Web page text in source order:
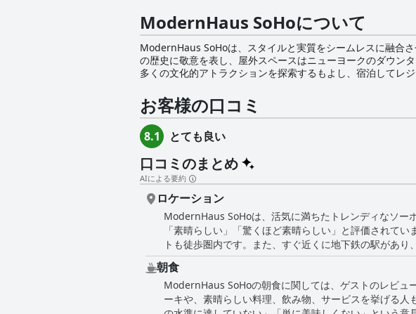
ModernHaus SoHoについて
ModernHaus SoHoは、スタイルと実質をシームレスに融合
の歴史に敬意を表し、屋外スペースはニューヨークのダウン
多くの文化的アトラクションを探索するもよし、宿泊してレ
す。また、ル・ラボのバスアメニティ、フレッテ社のリネン
ームから屋上のプールデッキまで、創造性と生産性を刺激するさまざまなイベン
ある「Veranda」では、温室のような開閉式のガラス張りの
することができます。一方、ModernHausのJimmyからは、
ノラマビューが望め、友人や同僚とお酒を楽しむのに最適なスポットとなっています。 ニューヨークで最
ーに位置するModernHaus SoHoは、ニューヨークのトップ
アクセスも容易です。スタイル、ラグジュアリー、コミュニ
な比類なき体験をお客様に提供します。
お客様の口コミ
8.1 とても良い
口コミのまとめ
AIによる要約
ロケーション
ModernHaus SoHoは、活気に満ちたトレンディなソー
「素晴らしい」「驚くほど素晴らしい」と評価されて
トも徒歩圏内です。また、すぐ近くに地下鉄の駅があ
さの中心からは離れており、静かな隠れ家を提供して
タイリッシュで清潔感があり、スタッフのフレンドリ
アへのアクセスが容易な最高のロケーションがおすすめ
朝食
ModernHaus SoHoの朝食に関しては、ゲストのレビュ
ーキや、素晴らしい料理、飲み物、サービスを挙げる